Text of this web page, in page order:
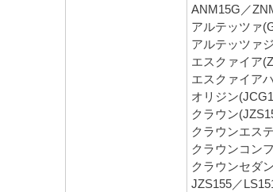
ANM15G／
アルテッツァ
アルテッツァ
エスクァイア
エスクァイア
オリジン
クラウン
クラウンエス
クラウンコン
クラウンセダ
JZS155／